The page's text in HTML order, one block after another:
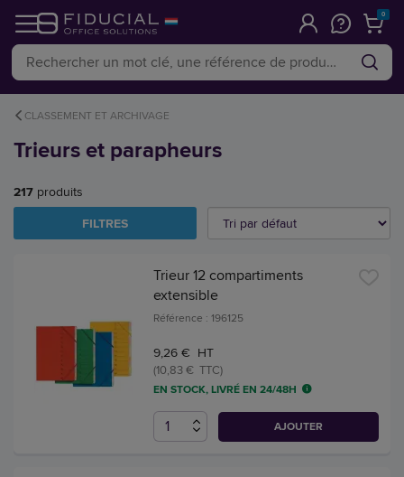
0
CLASSEMENT ET ARCHIVAGE
Trieurs et parapheurs
217 produits
FILTRES
Trieur 12 compartiments
extensible
Référence : 196125
9,26 € HT
(10,83 € TTC)
EN STOCK, LIVRÉ EN 24/48H
AJOUTER